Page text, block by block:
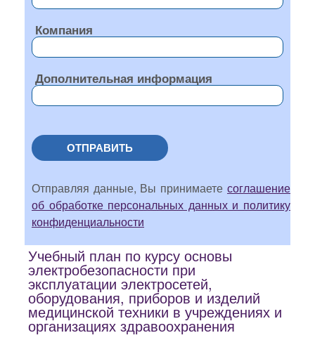
Компания
Дополнительная информация
ОТПРАВИТЬ
Отправляя данные, Вы принимаете соглашение
об обработке персональных данных и политику
конфиденциальности
Учебный план по курсу основы
электробезопасности при
эксплуатации электросетей,
оборудования, приборов и изделий
медицинской техники в учреждениях и
организациях здравоохранения